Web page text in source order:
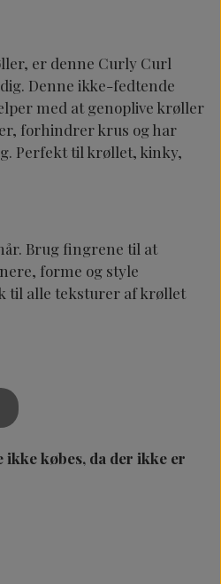
er denne Curly Curl
Denne ikke-fedtende
med at genoplive krøller
forhindrer krus og har
Perfekt til krøllet, kinky,
Brug fingrene til at
forme og style
til alle teksturer af krøllet
købes, da der ikke er